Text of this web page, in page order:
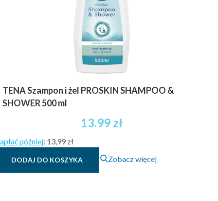
TENA Szampon i żel PROSKIN SHAMPOO &
SHOWER 500 ml
13.99 zł
później: 13,99 zł
DODAJ DO KOSZYKA Zobacz więcej